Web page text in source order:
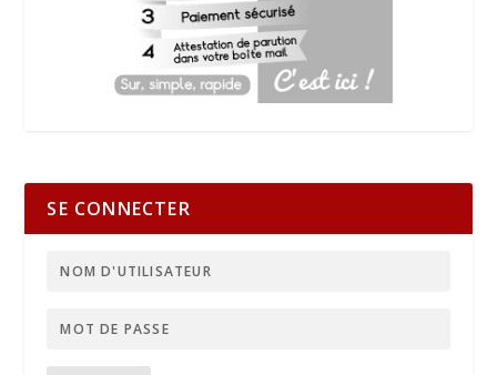
SE CONNECTER